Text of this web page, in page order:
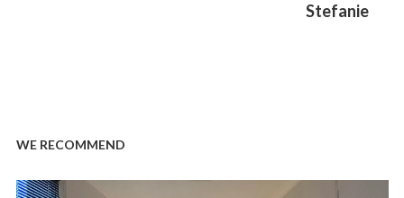
Stefanie
WE RECOMMEND